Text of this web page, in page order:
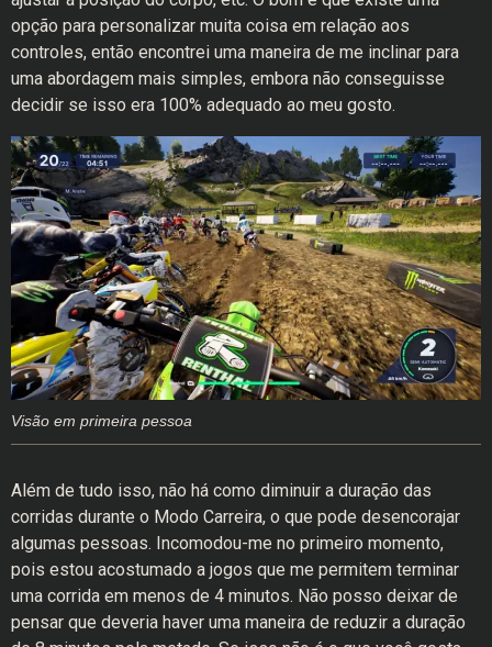
opção para personalizar muita coisa em relação aos
controles, então encontrei uma maneira de me inclinar para
uma abordagem mais simples, embora não conseguisse
decidir se isso era 100% adequado ao meu gosto.
Visão em primeira pessoa
Além de tudo isso, não há como diminuir a duração das
corridas durante o Modo Carreira, o que pode desencorajar
algumas pessoas. Incomodou-me no primeiro momento,
pois estou acostumado a jogos que me permitem terminar
uma corrida em menos de 4 minutos. Não posso deixar de
pensar que deveria haver uma maneira de reduzir a duração